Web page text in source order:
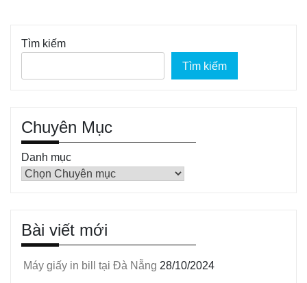
Tìm kiếm
Tìm kiếm
Chuyên Mục
Danh mục
Bài viết mới
Máy giấy in bill tại Đà Nẵng 28/10/2024